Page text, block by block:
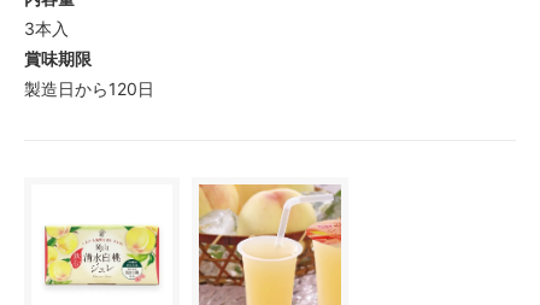
3本入
賞味期限
製造日から120日